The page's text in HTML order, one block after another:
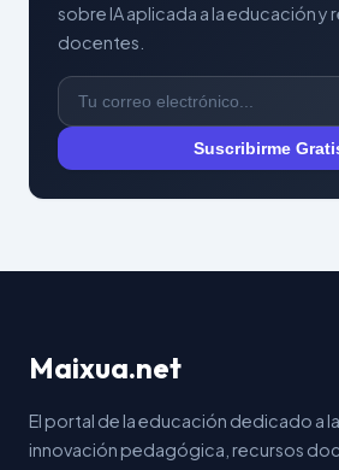
sobre IA aplicada a la educación y
docentes.
Suscribirme
Maixua.net
El portal de la educación dedicado a la
innovación pedagógica, recursos